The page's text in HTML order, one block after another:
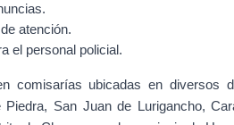
atención.
el personal policial.
comisarías ubicadas en diversos
Piedra, San Juan de Lurigancho,